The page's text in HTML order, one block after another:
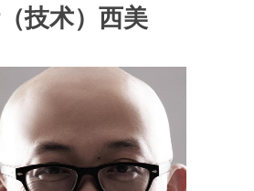
技术）西美